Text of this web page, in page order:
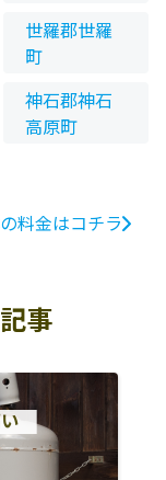
世羅郡世羅
町
神石郡神石
高原町
料金はコチラ
事